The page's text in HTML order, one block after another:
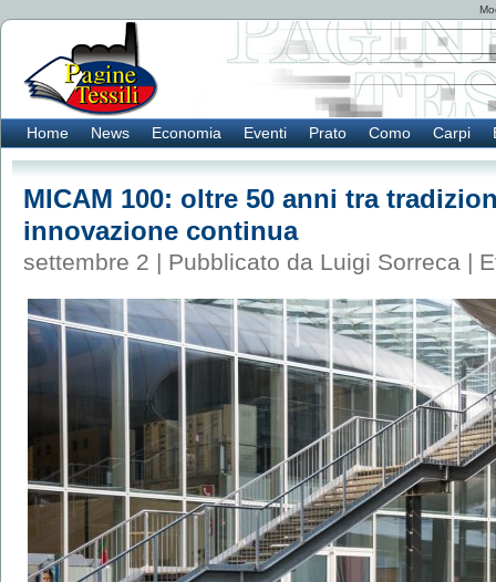
Home News Economia Eventi Prato Como Carpi
MICAM 100: oltre 50 anni tra
innovazione continua
settembre 2 | Pubblicato da Luigi Sorreca |